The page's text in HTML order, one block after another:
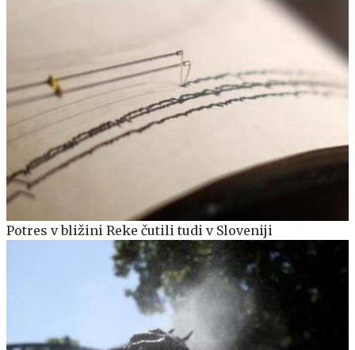
Potres v bližini Reke čutili tudi v Sloveniji